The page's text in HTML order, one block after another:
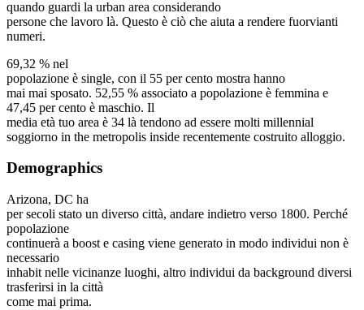
quando guardi la urban area considerando
persone che lavoro là. Questo è ciò che aiuta a rendere fuorvianti
numeri.
69,32 % nel
popolazione è single, con il 55 per cento mostra hanno
mai mai sposato. 52,55 % associato a popolazione è femmina e
47,45 per cento è maschio. Il
media età tuo area è 34 là tendono ad essere molti millennial
soggiorno in the metropolis inside recentemente costruito alloggio.
Demographics
Arizona, DC ha
per secoli stato un diverso città, andare indietro verso 1800. Perché
popolazione
continuerà a boost e casing viene generato in modo individui non è
necessario
inhabit nelle vicinanze luoghi, altro individui da background diversi
trasferirsi in la città
come mai prima.